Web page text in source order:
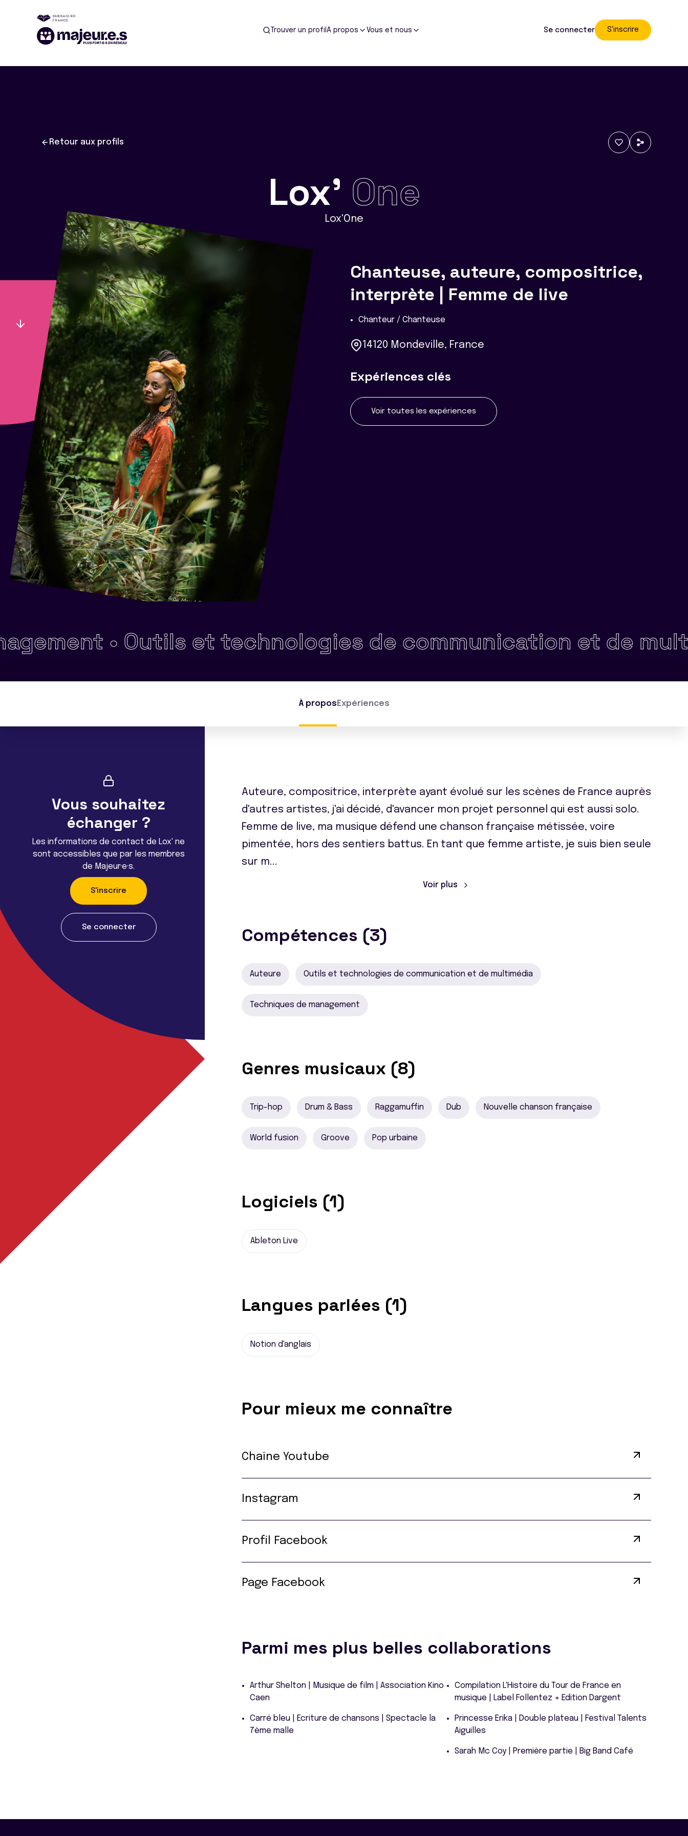
Trouver un profil A propos Vous et nous Se connecter S'inscrire
Retour aux profils
Lox' One
Lox'One
Chanteuse, auteure, compositrice,
interprète | Femme de live
Chanteur / Chanteuse
14120 Mondeville, France
Expériences clés
Voir toutes les expériences
•Outils et technologies de communication et de
À propos Expériences
Vous souhaitez
échanger ?
Les informations de contact de Lox' ne
sont accessibles que par les membres
de Majeur·e·s.
S'inscrire
Se connecter
Auteure, compositrice, interprète ayant évolué sur les scènes de France auprès
d'autres artistes, j'ai décidé, d'avancer mon projet personnel qui est aussi solo.
Femme de live, ma musique défend une chanson française métissée, voire
pimentée, hors des sentiers battus. En tant que femme artiste, je suis bien seule
sur m...
Voir plus
Compétences (3)
Auteure Outils et technologies de communication et de multimédia
Techniques de management
Genres musicaux (8)
Trip-hop Drum & Bass Raggamuffin Dub Nouvelle chanson française
World fusion Groove Pop urbaine
Logiciels (1)
Ableton Live
Langues parlées (1)
Notion d'anglais
Pour mieux me connaître
Chaîne Youtube
Instagram
Profil Facebook
Page Facebook
Parmi mes plus belles collaborations
Arthur Shelton | Musique de film | Association Kino
Caen
Carré bleu | Ecriture de chansons | Spectacle la
7ème malle
Compilation L'Histoire du Tour de France en
musique | Label Follentez + Edition Dargent
Princesse Erika | Double plateau | Festival Talents
Aiguilles
Sarah Mc Coy | Première partie | Big Band Café